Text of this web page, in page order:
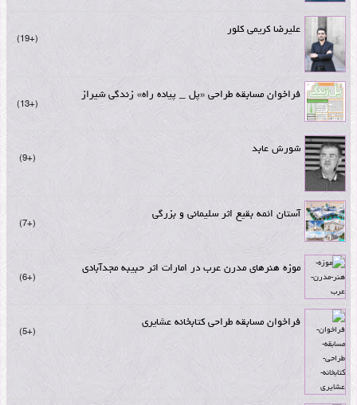
علیرضا کریمی کلور
+19
فراخوان مسابقه طراحی «پل _ پیاده راه» زندگی شیراز
+13
شورش عابد
+9
آستان ائمه بقیع اثر سلیمانی و بزرگی
+7
موزه هنرهای مدرن عرب در امارات اثر حبیبه مجدآبادی
+6
فراخوان مسابقه طراحی کتابخانه عشایری
+5